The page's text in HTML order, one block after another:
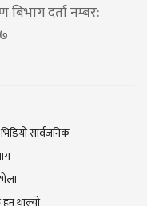
बिभाग दर्ता नम्बर:
सार्वजनिक